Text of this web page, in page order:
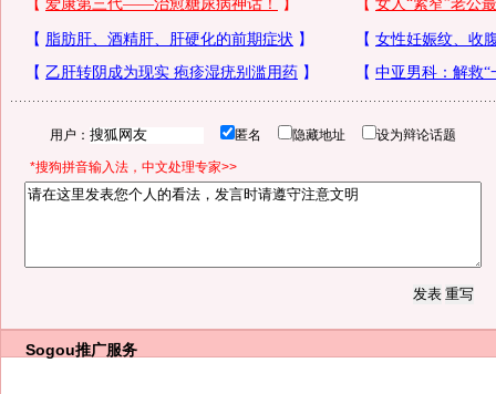
用户： 匿名 隐藏地址 设为辩论话题
*搜狗拼音输入法，中文处理专家>>
Sogou推广服务